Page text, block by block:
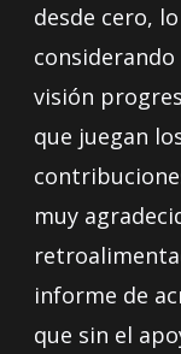
desde cero,
visión
que juegan
muy
informe de
que sin el